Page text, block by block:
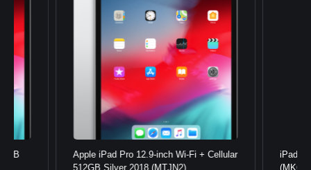
Apple iPad Pro 12.9-inch Wi-Fi + Cellular
512GB Silver 2018 (MTJN2)
iPad